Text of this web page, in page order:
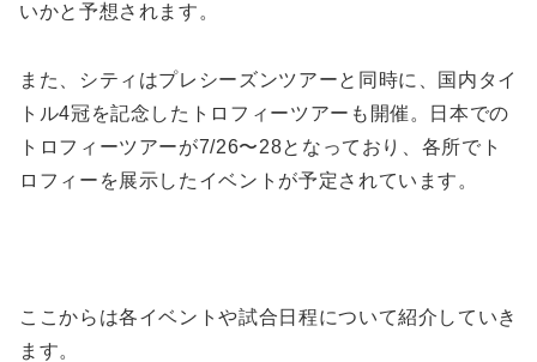
いかと予想されます。
また、シティはプレシーズンツアーと同時に、国内タイ
トル4冠を記念したトロフィーツアーも開催。日本での
トロフィーツアーが7/26〜28となっており、各所でト
ロフィーを展示したイベントが予定されています。
ここからは各イベントや試合日程について紹介していき
ます。